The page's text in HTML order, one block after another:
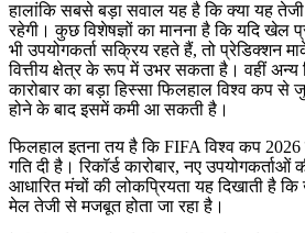
हालांकि सबसे बड़ा सवाल यह है कि क्या यह
रहेगी। कुछ विशेषज्ञों का मानना है कि यदि खेल
भी उपयोगकर्ता सक्रिय रहते हैं, तो प्रेडिक्शन
वित्तीय क्षेत्र के रूप में उभर सकता है। वहीं अन्य
कारोबार का बड़ा हिस्सा फिलहाल विश्व कप से
होने के बाद इसमें कमी आ सकती है।
फिलहाल इतना तय है कि FIFA विश्व कप 2026
गति दी है। रिकॉर्ड कारोबार, नए
आधारित मंचों की लोकप्रियता यह दिखाती है
मेल तेजी से मजबूत होता जा रहा है।